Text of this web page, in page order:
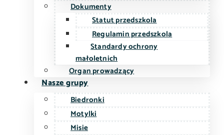
Dokumenty
Statut przedszkola
Regulamin przedszkola
Standardy ochrony
małoletnich
Organ prowadzący
Nasze grupy
Biedronki
Motylki
Misie